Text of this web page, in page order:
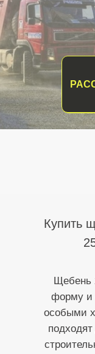
Купить
Щебень
форму и
особыми